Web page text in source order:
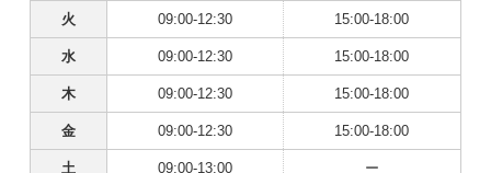
火 09:00-12:30 15:00-18:00
水 09:00-12:30 15:00-18:00
木 09:00-12:30 15:00-18:00
金 09:00-12:30 15:00-18:00
土 09:00-13:00 ー